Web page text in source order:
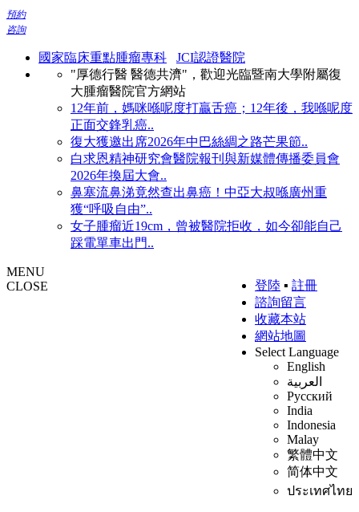
預約
咨詢
國家臨床重點腫瘤專科
JCI認證醫院
"厚德行醫 醫德共濟"，歡迎光臨暨南大學附屬復
大腫瘤醫院官方網站
12年前，媽咪喺呢度打贏舌癌；12年後，我喺呢度
正面交鋒乳癌..
復大獲邀出席2026年中巴絲綢之路芒果節..
白求恩精神研究會醫院報刊與新媒體傳播委員會
2026年換屆大會..
鼻塞流鼻涕竟然查出鼻癌！中亞大叔喺廣州重
獲“呼吸自由”..
女子腫瘤近19cm，曾被醫院拒收，如今卻能自己
踩電單車出門..
登陸 ▪ 註冊
諮詢留言
收藏本站
網站地圖
Select Language
English
العربية
Русский
India
Indonesia
Malay
繁體中文
简体中文
ประเทศไทย
MENU
CLOSE